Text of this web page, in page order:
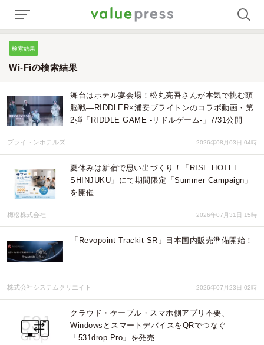
検索結果
Wi-Fiの検索結果
舞台はホテル宴会場！松丸亮吾さんが本気で挑む頭
脳戦—RIDDLER×浦安ブライトンのコラボ動画・第
2弾「RIDDLE GAME -リドルゲーム-」7/31公開
ブライトンホテルズ 2026年08月03日 04時
夏休みは新宿で思い出づくり！「RISE HOTEL
SHINJUKU」にて期間限定「Summer Campaign」
を開催
梅松株式会社 2026年07月31日 15時
「Revopoint Trackit SR」日本国内販売準備開始！
株式会社システムクリエイト 2026年07月23日 02時
クラウド・ケーブル・スマホ側アプリ不要、
WindowsとスマートデバイスをQRでつなぐ
「531drop Pro」を発売